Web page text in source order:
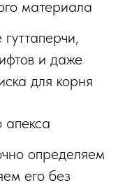
материала
и даже
для корня
апекса
определяем
его без